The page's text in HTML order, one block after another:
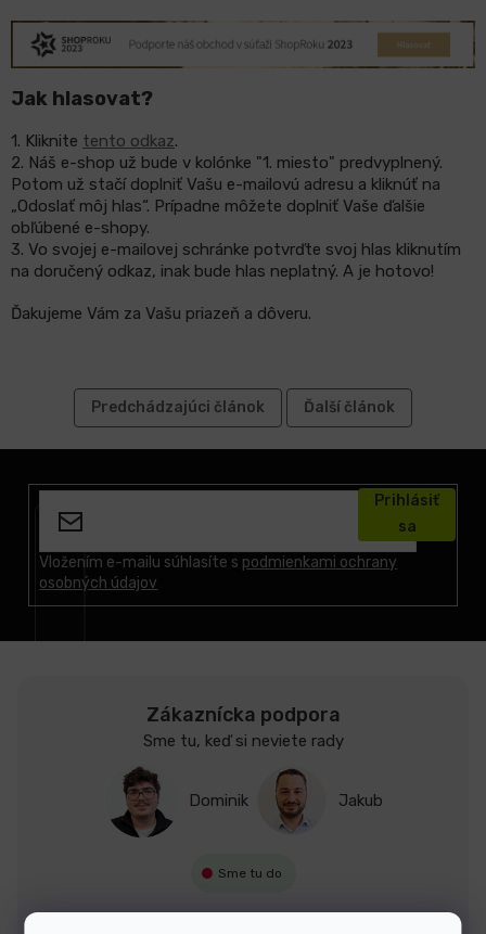
Apple
LCD
Príslušenstvo
Značky
Jak hlasovat?
1. Kliknite tento odkaz.
2. Náš e-shop už bude v kolónke "1. miesto" predvyplnený.
Potom už stačí doplniť Vašu e-mailovú adresu a kliknúť na
„Odoslať môj hlas“. Prípadne môžete doplniť Vaše ďalšie
obľúbené e-shopy.
3. Vo svojej e-mailovej schránke potvrďte svoj hlas kliknutím
na doručený odkaz, inak bude hlas neplatný. A je hotovo!
Ďakujeme Vám za Vašu priazeň a dôveru.
Predchádzajúci článok Ďalší článok
Vložením e-mailu súhlasíte s podmienkami ochrany
osobných údajov
Prihlásiť
sa
Zákaznícka podpora
Sme tu, keď si neviete rady
Dominik Jakub
Sme tu do